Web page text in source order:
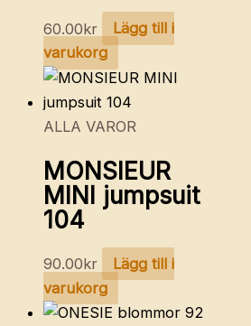
60.00kr
Lägg till i
varukorg
ALLA VAROR
MONSIEUR
MINI jumpsuit
104
90.00kr
Lägg till i
varukorg